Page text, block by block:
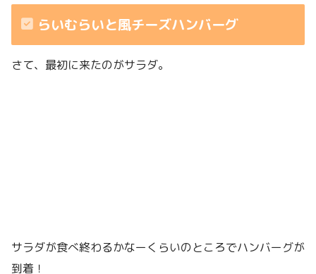
らいむらいと風チーズハンバーグ
さて、最初に来たのがサラダ。
サラダが食べ終わるかなーくらいのところでハンバーグが
到着！